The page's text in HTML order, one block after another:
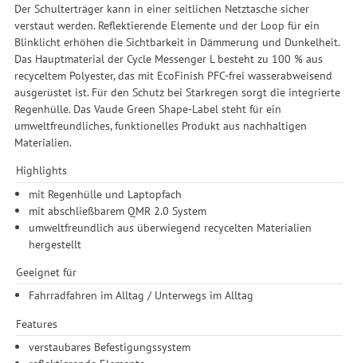
Der Schulterträger kann in einer seitlichen Netztasche sicher
verstaut werden. Reflektierende Elemente und der Loop für ein
Blinklicht erhöhen die Sichtbarkeit in Dämmerung und Dunkelheit.
Das Hauptmaterial der Cycle Messenger L besteht zu 100 % aus
recyceltem Polyester, das mit EcoFinish PFC-frei wasserabweisend
ausgerüstet ist. Für den Schutz bei Starkregen sorgt die integrierte
Regenhülle. Das Vaude Green Shape-Label steht für ein
umweltfreundliches, funktionelles Produkt aus nachhaltigen
Materialien.
Highlights
mit Regenhülle und Laptopfach
mit abschließbarem QMR 2.0 System
umweltfreundlich aus überwiegend recycelten Materialien
hergestellt
Geeignet für
Fahrradfahren im Alltag / Unterwegs im Alltag
Features
verstaubares Befestigungssystem